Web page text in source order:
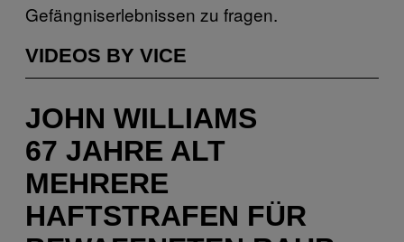
Gefängniserlebnissen zu fragen.
VIDEOS BY VICE
JOHN WILLIAMS
67 JAHRE ALT
MEHRERE
HAFTSTRAFEN FÜR